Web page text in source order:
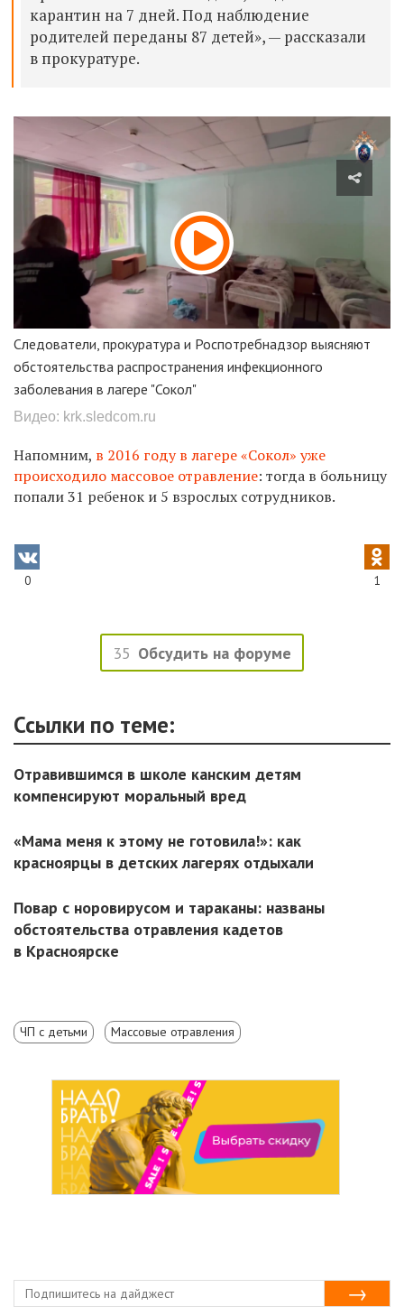
карантин на 7 дней. Под наблюдение
родителей переданы 87 детей», — рассказали
в прокуратуре.
Следователи, прокуратура и Роспотребнадзор выясняют
обстоятельства распространения инфекционного
заболевания в лагере "Сокол"
Видео: krk.sledcom.ru
Напомним, в 2016 году в лагере «Сокол» уже
происходило массовое отравление: тогда в больницу
попали 31 ребенок и 5 взрослых сотрудников.
0 1
35 Обсудить на форуме
Ссылки по теме:
Отравившимся в школе канским детям
компенсируют моральный вред
«Мама меня к этому не готовила!»: как
красноярцы в детских лагерях отдыхали
Повар с норовирусом и тараканы: названы
обстоятельства отравления кадетов
в Красноярске
ЧП с детьми Массовые отравления